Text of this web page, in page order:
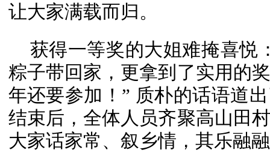
让大家满载而归。
获得一等奖的大姐难掩喜悦
粽子带回家，更拿到了实用的
年还要参加！” 质朴的话语道
结束后，全体人员齐聚高山田
大家话家常、叙乡情，其乐融